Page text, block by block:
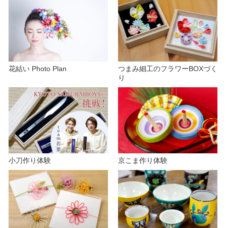
花結い Photo Plan
つまみ細工のフラワーBOXづく
り
小刀作り体験 京こま作り体験